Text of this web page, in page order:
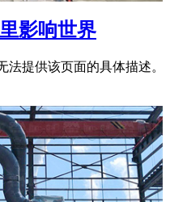
影响世界
法提供该页面的具体描述。